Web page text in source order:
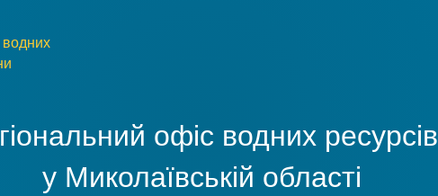
офіс водних ресурсів
у Миколаївській області